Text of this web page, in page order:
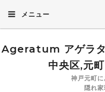
メニュー
Ageratum アゲラタ
中央区,元
神戸元町
隠れ家